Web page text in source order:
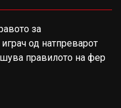
за
од натпреварот
правилото на фер